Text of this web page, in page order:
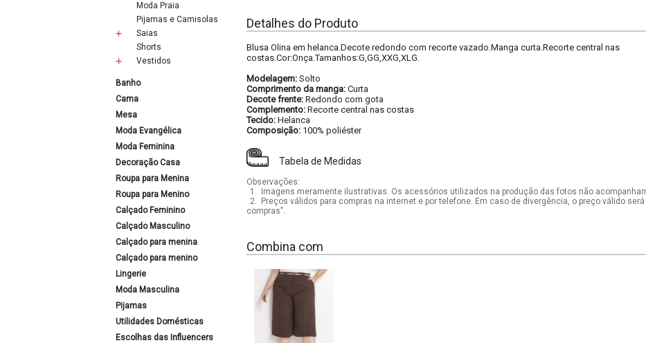
Moda Praia
Pijamas e Camisolas
Saias
Shorts
Vestidos
Banho
Cama
Mesa
Moda Evangélica
Moda Feminina
Decoração Casa
Roupa para Menina
Roupa para Menino
Calçado Feminino
Calçado Masculino
Calçado para menina
Calçado para menino
Lingerie
Moda Masculina
Pijamas
Utilidades Domésticas
Escolhas das Influencers
Detalhes do Produto
Blusa Olina em helanca.Decote redondo com recorte vazado.Manga curta.Recorte central nas
costas.Cor:Onça.Tamanhos:G,GG,XXG,XLG.
Modelagem: Solto
Comprimento da manga: Curta
Decote frente: Redondo com gota
Complemento: Recorte central nas costas
Tecido: Helanca
Composição: 100% poliéster
Tabela de Medidas
Observações:
1.
Imagens meramente ilustrativas. Os acessórios utilizados na produção das fotos não
2.
Preços válidos para compras na internet e por telefone. Em caso de divergência, o preço válido
compras".
Combina com